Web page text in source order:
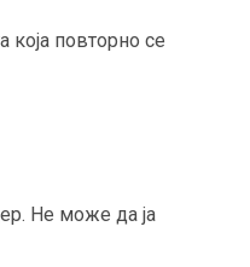
повторно се
Не може да ја